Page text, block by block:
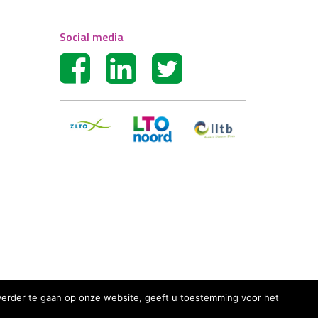
Social media
te gaan op onze website, geeft u toestemming voor het